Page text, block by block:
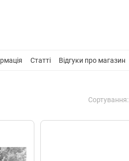
Статті Відгуки про магазин
Сортування: